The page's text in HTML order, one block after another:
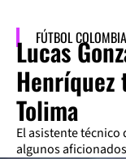
FÚTBOL
Lucas
Henríquez
Tolima
El asistente
algunos